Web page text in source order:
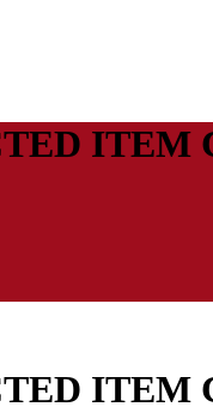
ITEM
ITEM